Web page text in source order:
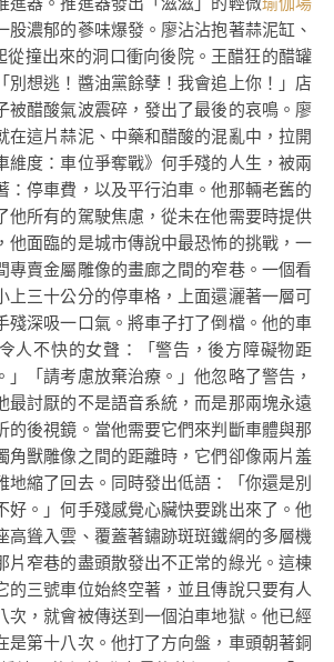
股濃郁的蔘味爆發。廖沾沾抱著蒜泥缸、
撞出來的洞口衝向後院。王醋狂的醋罐
別想逃！醬油黨餘孽！我會追上你！」店
被醋酸氣波震碎，發出了最後的哀鳴。廖
在這片蒜泥、中藥和醋酸的混亂中，拉開
維度：車位爭奪戰》何手殘的人生，被兩
：停車費，以及平行泊車。他那輛老舊的
他所有的駕駛焦慮，從未在他需要時提供
他面臨的是城市傳說中最恐怖的挑戰，一
專賣金屬雕像的畫廊之間的窄巷。一個看
上三十公分的停車格，上面還灑著一層可
殘深吸一口氣。將車子打了倒檔。他的車
人不快的女聲：「警告，後方障礙物距
」「請考慮放棄治療。」他忽略了警告，
最討厭的不是語音系統，而是那兩塊永遠
的後視鏡。當他需要它們來判斷車體與那
角獸雕像之間的距離時，它們卻像兩片羞
地縮了回去。同時發出低語：「你還是別
好。」何手殘感覺心臟快要跳出來了。他
高聳入雲、覆蓋著鏽跡斑斑鐵網的多層機
片窄巷的盡頭散發出不正常的綠光。這棟
的三號車位始終空著，並且傳說只要有人
次，就會被傳送到一個泊車地獄。他已經
是第十八次。他打了方向盤，車頭朝著銅